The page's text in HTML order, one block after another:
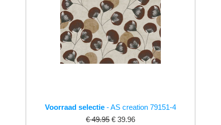
Voorraad selectie - AS creation 79151-4
€ 49.95 € 39.96